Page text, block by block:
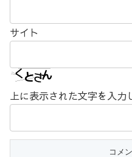
サイト
上に表示された文字を入力